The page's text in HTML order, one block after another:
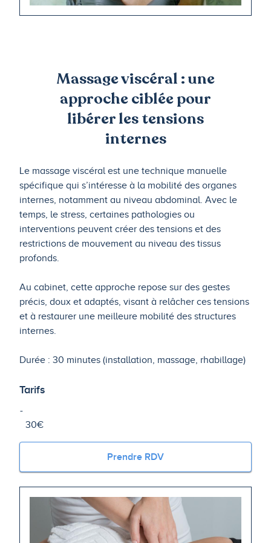
Massage viscéral : une
approche ciblée pour
libérer les tensions
internes
Le massage viscéral est une technique manuelle
spécifique qui s’intéresse à la mobilité des organes
internes, notamment au niveau abdominal. Avec le
temps, le stress, certaines pathologies ou
interventions peuvent créer des tensions et des
restrictions de mouvement au niveau des tissus
profonds.
Au cabinet, cette approche repose sur des gestes
précis, doux et adaptés, visant à relâcher ces tensions
et à restaurer une meilleure mobilité des structures
internes.
Durée : 30 minutes (installation, massage, rhabillage)
Tarifs
30€
Prendre RDV